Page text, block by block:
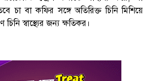
চা বা কফির সঙ্গে অতিরিক্ত চিনি মিশিয়ে
স্বাস্থ্যের জন্য ক্ষতিকর।